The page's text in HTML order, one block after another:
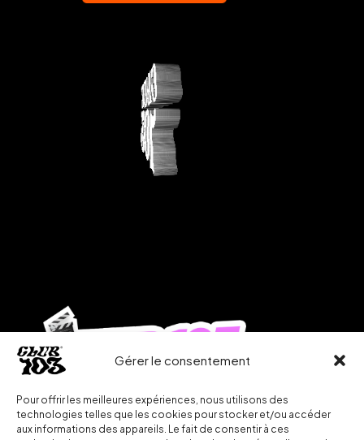
Gérer le consentement
Pour offrir les meilleures expériences, nous utilisons des
technologies telles que les cookies pour stocker et/ou accéder
aux informations des appareils. Le fait de consentir à ces